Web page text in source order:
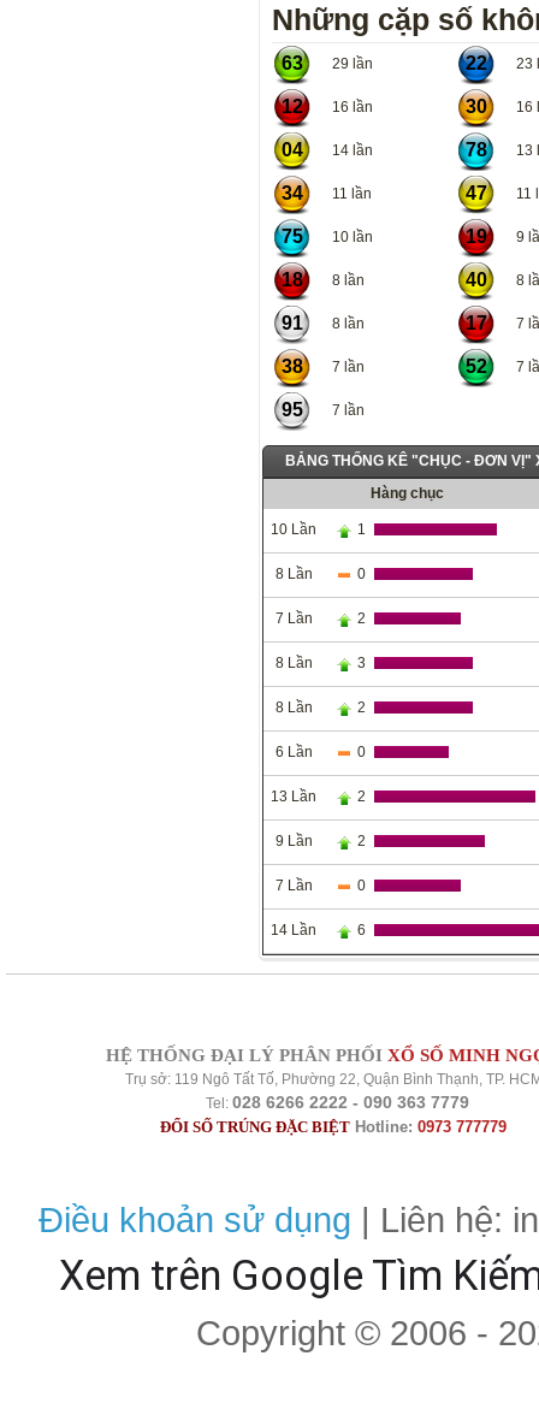
Những cặp số
63 29 lần 22 23
12 16 lần 30 16
04 14 lần 78 13
34 11 lần 47 11
75 10 lần 19 9
18 8 lần 40 8
91 8 lần 17 7
38 7 lần 52 7
95 7 lần
BẢNG THỐNG KÊ "CHỤC - ĐƠN VỊ"
Hàng chục
10 Lần 1
8 Lần 0
7 Lần 2
8 Lần 3
8 Lần 2
6 Lần 0
13 Lần 2
9 Lần 2
7 Lần 0
14 Lần 6
HỆ THỐNG ĐẠI LÝ PHÂN PHỐI XỔ SỐ MINH
Trụ sở: 119 Ngô Tất Tố, Phường 22, Quận Bình Thạnh, TP.
Tel: 028 6266 2222 - 090 363 7779
ĐỔI SỐ TRÚNG ĐẶC BIỆT Hotline: 0973 777779
Điều khoản sử dụng | Liên hệ:
Xem trên Google Tìm
Copyright © 2006 -